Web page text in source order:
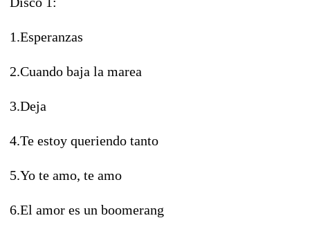
1.Esperanzas
2.Cuando baja la marea
3.Deja
4.Te estoy queriendo tanto
5.Yo te amo, te amo
6.El amor es un boomerang